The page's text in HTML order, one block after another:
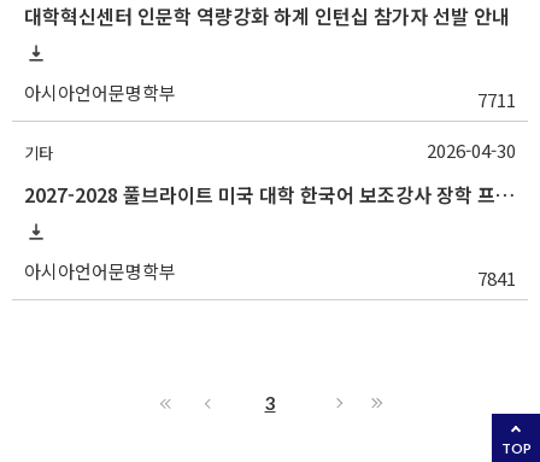
대학혁신센터 인문학 역량강화 하계 인턴십 참가자 선발 안내
아시아언어문명학부 7711
기타
2027-2028 풀브라이트 미국 대학 한국어 보조강사 장학 프로그램 지원 안내
아시아언어문명학부 7841
2026-04-30
3
TOP